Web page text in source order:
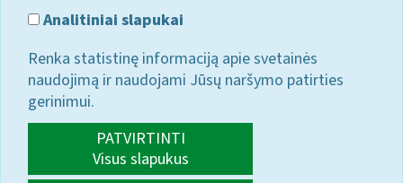
Analitiniai slapukai
Renka statistinę informaciją apie svetainės
naudojimą ir naudojami Jūsų naršymo patirties
gerinimui.
PATVIRTINTI
Visus slapukus